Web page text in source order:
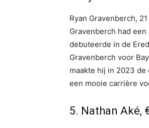
Ryan Gravenberch,
Gravenberch had
debuteerde in de
Gravenberch voor
maakte hij in 2023
een mooie carrière
5. Nathan Aké,